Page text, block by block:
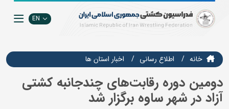
EN
خانه اطلاع رسانی اخبار استان ها
دومین دوره رقابت‌های چندجانبه کشتی
آزاد در شهر ساوه برگزار شد